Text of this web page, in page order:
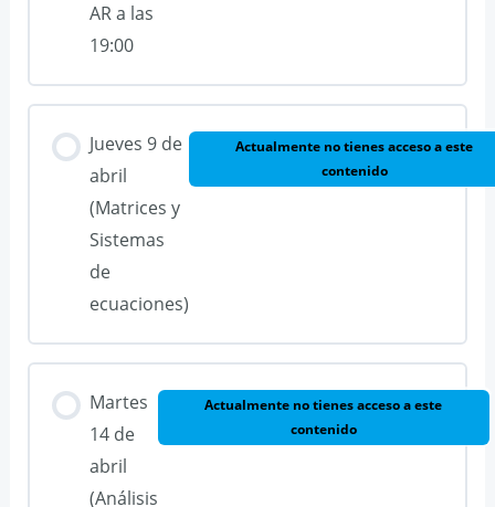
AR a las
19:00
Jueves 9 de
abril
(Matrices y
Sistemas
de
ecuaciones)
Actualmente no tienes acceso a este
contenido
Martes
14 de
abril
(Análisis
Actualmente no tienes acceso a este
contenido